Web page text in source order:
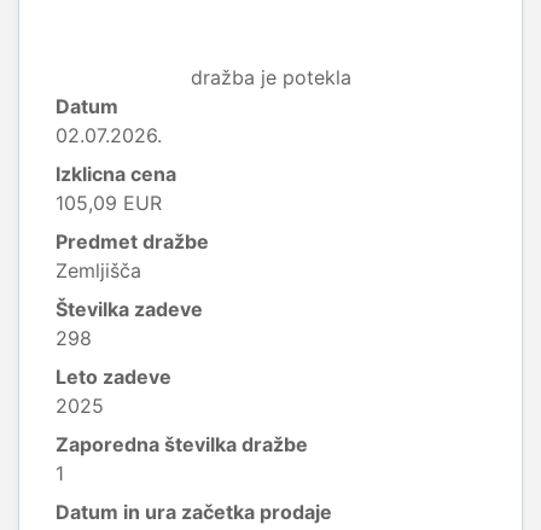
dražba je potekla
Datum
02.07.2026.
Izklicna cena
105,09 EUR
Predmet dražbe
Zemljišča
Številka zadeve
298
Leto zadeve
2025
Zaporedna številka dražbe
1
Datum in ura začetka prodaje